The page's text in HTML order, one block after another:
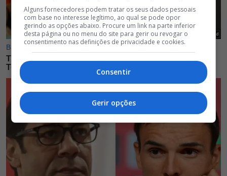
Alguns fornecedores podem tratar os seus dados pessoais
com base no interesse legítimo, ao qual se pode opor
gerindo as opções abaixo. Procure um link na parte inferior
desta página ou no menu do site para gerir ou revogar o
consentimento nas definições de privacidade e cookies.
Consentir
Gerir opções